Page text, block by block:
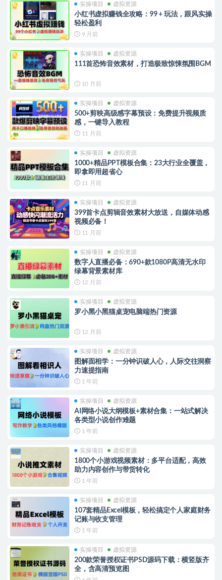
实操项目 虚拟资源
小红书虚拟赚钱全攻略：99 + 玩法，跟风实操
轻松盈利
9 月前
实操项目 虚拟资源
111首恐怖音效素材，打造极致惊悚氛围BGM
10 月前
实操项目 虚拟资源
500+剪映高级感字幕预设：免费提升视频质
感，一键导入教程
11 月前
实操项目 虚拟资源
1000+精品PPT模板合集：23大行业全覆盖，
即拿即用超省心
11 月前
实操项目 虚拟资源
399首卡点剪辑音效素材大放送，自媒体动感
视频必备！
11 月前
实操项目 虚拟资源
数字人直播必备：690+款1080P高清无水印
绿幕背景素材库
12 月前
实操项目 虚拟资源
罗小黑小黑猫桌宠电脑端热门资源
12 月前
实操项目 虚拟资源
图解面相学：一分钟识破人心，人际交往洞察
力速提指南
1 年前
实操项目 虚拟资源
AI网络小说大纲模板+素材合集：一站式解决
各类型小说创作难题
1 年前
实操项目 虚拟资源
1800个小游戏视频素材：多平台适配，高效
助力内容创作与带货转化
1 年前
实操项目 虚拟资源
107套精品Excel模板，轻松搞定个人家庭财务
记账与收支管理
1 年前
实操项目 虚拟资源
200款荣誉授权证书PSD源码下载：横竖版齐
全，含高清预览图